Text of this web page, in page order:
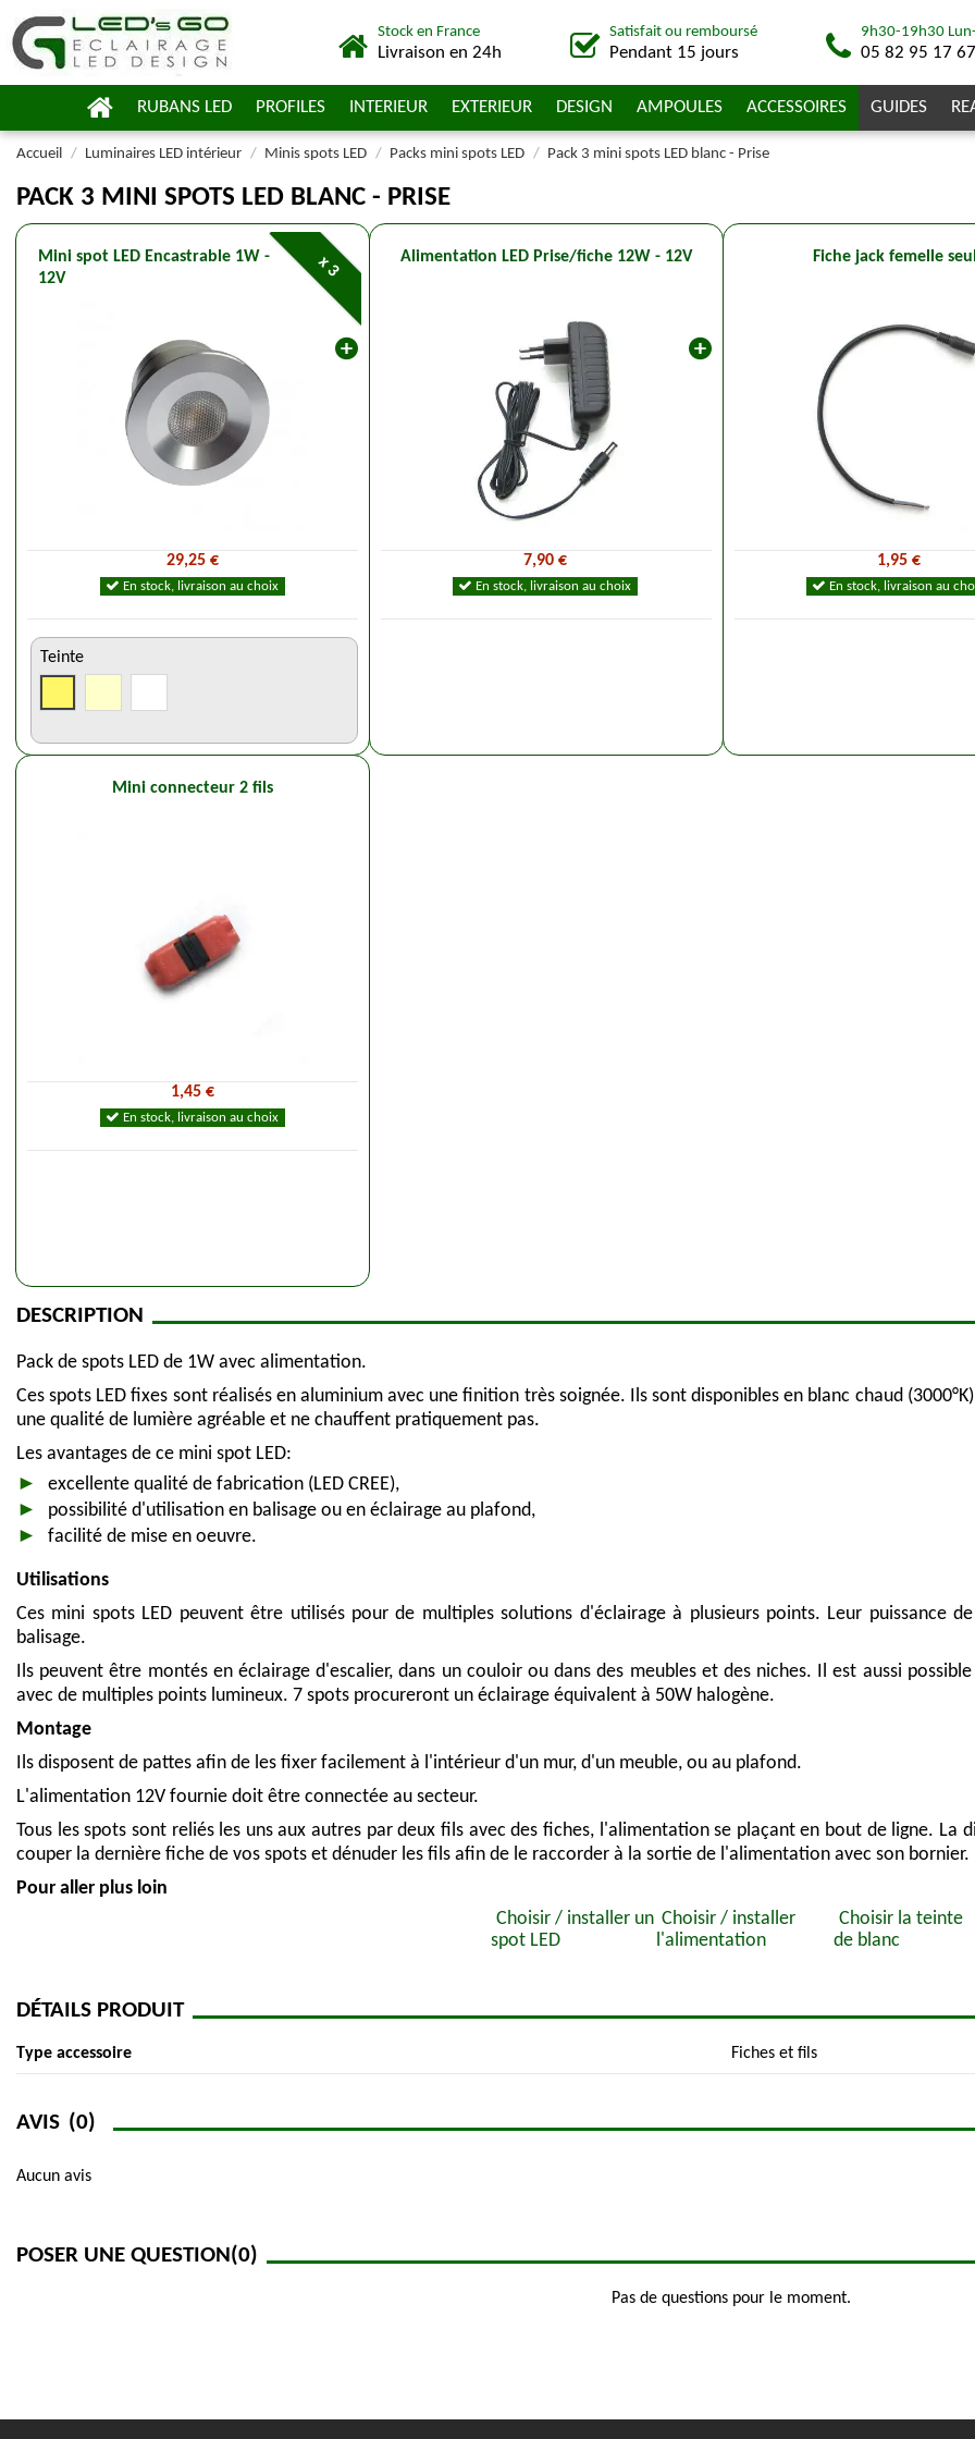
Stock en France
Livraison en 24h
Satisfait ou remboursé
Pendant 15 jours
9h30-19h30
05 82 95 17 67
RUBANS LED PROFILES INTERIEUR EXTERIEUR DESIGN AMPOULES ACCESSOIRES GUIDES
Accueil Luminaires LED intérieur Minis spots LED Packs mini spots LED Pack 3 mini spots LED blanc - Prise
PACK 3 MINI SPOTS LED BLANC - PRISE
x 3
Mini spot LED Encastrable 1W -
12V
29,25 €
En stock, livraison au choix
Teinte
Alimentation LED Prise/fiche 12W - 12V
7,90 €
En stock, livraison au choix
Fiche jack femelle
1,95 €
En stock, livraison au
Mini connecteur 2 fils
1,45 €
En stock, livraison au choix
DESCRIPTION
Pack de spots LED de 1W avec alimentation.
Ces spots LED fixes sont réalisés en aluminium avec une finition très soignée. Ils sont disponibles en blanc chaud
une qualité de lumière agréable et ne chauffent pratiquement pas.
Les avantages de ce mini spot LED:
excellente qualité de fabrication (LED CREE),
possibilité d'utilisation en balisage ou en éclairage au plafond,
facilité de mise en oeuvre.
Utilisations
Ces mini spots LED peuvent être utilisés pour de multiples solutions d'éclairage à plusieurs points. Leur puissance
balisage.
Ils peuvent être montés en éclairage d'escalier, dans un couloir ou dans des meubles et des niches. Il est aussi
avec de multiples points lumineux. 7 spots procureront un éclairage équivalent à 50W halogène.
Montage
Ils disposent de pattes afin de les fixer facilement à l'intérieur d'un mur, d'un meuble, ou au plafond.
L'alimentation 12V fournie doit être connectée au secteur.
Tous les spots sont reliés les uns aux autres par deux fils avec des fiches, l'alimentation se plaçant en bout de ligne. La
couper la dernière fiche de vos spots et dénuder les fils afin de le raccorder à la sortie de l'alimentation avec son bornier.
Pour aller plus loin
Choisir / installer un
spot LED
Choisir / installer
l'alimentation
Choisir la teinte
de blanc
DÉTAILS PRODUIT
Type accessoire Fiches et fils
AVIS (0)
Aucun avis
POSER UNE QUESTION(0)
Pas de questions pour le moment.